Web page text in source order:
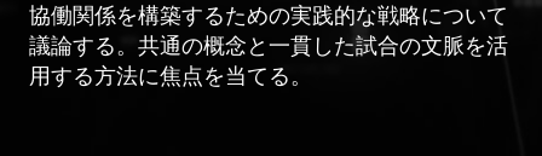
協働関係を構築するための実践的な戦略について
議論する。共通の概念と一貫した試合の文脈を活
用する方法に焦点を当てる。